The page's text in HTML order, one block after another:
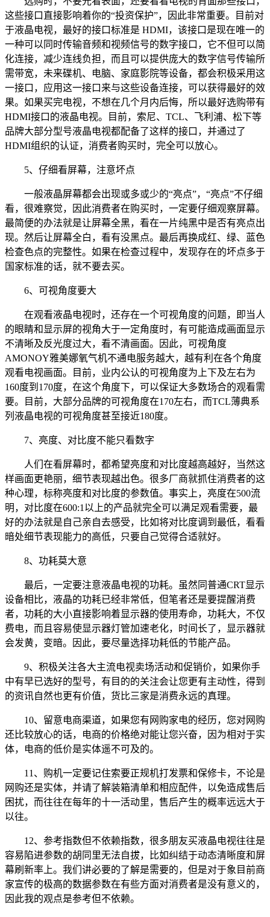
这些接口直接影响着你的“投资保护”，因此非常重要。目前对
于液晶电视，最好的接口标准是 HDMI，该接口是现在唯一的
一种可以同时传输音频和视频信号的数字接口，它不但可以简
化连接，减少连线负担，而且可以提供庞大的数字信号传输所
需带宽，未来碟机、电脑、家庭影院等设备，都会积极采用这
一接口，应用这一接口来与这些设备连接，可以获得最好的效
果。如果买完电视，不想在几个月内后悔，所以最好选购带有
HDMI接口的液晶电视。目前，索尼、TCL、飞利浦、松下等
品牌大部分型号液晶电视都配备了这样的接口，并通过了
HDMI组织的认证，消费者购买时，完全可以放心。
5、仔细看屏幕，注意坏点
一般液晶屏幕都会出现或多或少的“亮点”，“亮点”不仔细
看，很难察觉，因此消费者在购买时，一定要仔细观察屏幕。
最简便的办法就是让屏幕全黑，看在一片纯黑中是否有亮点出
现。然后让屏幕全白，看有没黑点。最后再换成红、绿、蓝色
检查色点的完整性。如果在检查过程中，发现存在的坏点多于
国家标准的话，就不要去买。
6、可视角度要大
在观看液晶电视时，还存在一个可视角度的问题，即当人
的眼睛和显示屏的视角大于一定角度时，有可能造成画面显示
不清晰及反光度过大，看不清画面。因此，可视角度
AMONOY雅美娜氧气机不通电服务越大，越有利在各个角度
观看电视画面。目前，业内公认的可视角度为上下及左右为
160度到170度，在这个角度下，可以保证大多数场合的观看需
要。目前，大部分品牌的可视角度在170左右，而TCL薄典系
列液晶电视的可视角度甚至接近180度。
7、亮度、对比度不能只看数字
人们在看屏幕时，都希望亮度和对比度越高越好，当然这
样画面更艳丽，细节表现越出色。很多厂商就抓住消费者的这
种心理，标称亮度和对比度的参数值。事实上，亮度在500流
明，对比度在600:1以上的产品就完全可以满足观看需要，最
好的办法就是自己亲自去感受，比如将对比度调到最低，看看
暗处细节表现能力的高低，只要自己觉得合适就好。
8、功耗莫大意
最后，一定要注意液晶电视的功耗。虽然同普通CRT显示
设备相比，液晶的功耗已经非常低，但笔者还是要提醒消费
者，功耗的大小直接影响着显示器的使用寿命，功耗大，不仅
费电，而且容易使显示器灯管加速老化，时间长了，显示器就
会发黄，变暗。因此，要尽量选择功耗低的节能产品。
9、积极关注各大主流电视卖场活动和促销价，如果你手
中有早已选好的型号，有目的的关注会让您更有主动性，得到
的资讯自然也更有价值，货比三家是消费永远的真理。
10、留意电商渠道，如果您有网购家电的经历，您对网购
还比较放心的话，电商的价格绝对能让您兴奋，因为相对于实
体，电商的低价是实体遥不可及的。
11、购机一定要记住索要正规机打发票和保修卡，不论是
网购还是实体，并请了解装箱清单和相应配件，以免造成售后
困扰，而往往在每年的十一活动里，售后产生的概率远远大于
以往。
12、参考指数但不依赖指数，很多朋友买液晶电视往往是
容易陷进参数的胡同里无法自拔，比如纠结于动态清晰度和屏
幕刷新率上。我们讲必要的了解是需要的，但是对于象目前商
家宣传的极高的数据参数在有些方面对消费者是没有意义的，
因此我的观点是参考但不依赖。